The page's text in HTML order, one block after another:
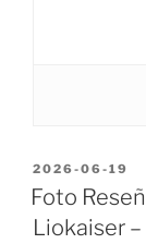
POSTED
ON
2026-06-19
Foto
Liokaiser